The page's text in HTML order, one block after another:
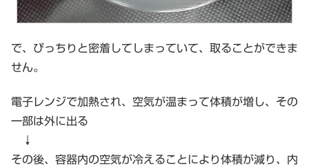
で、ぴっちりと密着してしまっていて、取ることができま
せん。
電子レンジで加熱され、空気が温まって体積が増し、その
一部は外に出る
↓
その後、容器内の空気が冷えることにより体積が減り、内